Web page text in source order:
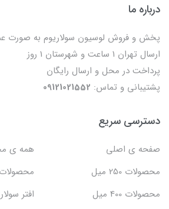
درباره ما
پخش و فروش لوسیون سولاریوم به صورت
ارسال تهران 1 ساعت و شهرستان 1 روز
پرداخت در محل و ارسال رایگان
پشتیبانی و تماس: 09121021552
دسترسی سریع
صفحه ی اصلی
همه ی
محصولات 250 میل
محصولات 300 میل
محصولات 400 میل
افتر